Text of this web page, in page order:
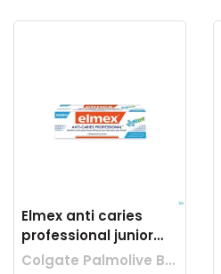
Elmex anti caries
professional junior
75ml
Colgate Palmolive Belgium